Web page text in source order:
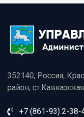
352140, Россия,
район,
+7 (861-93) 2-38-